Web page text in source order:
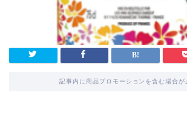
記事内に商品プロモーションを含む場合が